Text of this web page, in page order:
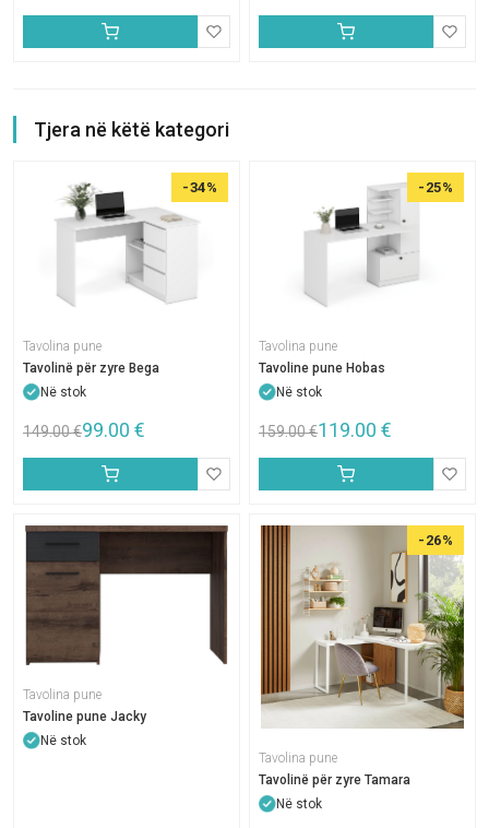
Tjera në këtë kategori
-34%
Tavolina pune
Tavolinë për zyre Bega
Në stok
149.00€99.00 €
-25%
Tavolina pune
Tavoline pune Hobas
Në stok
159.00€119.00 €
Tavolina pune
Tavoline pune Jacky
Në stok
-26%
Tavolina pune
Tavolinë për zyre Tamara
Në stok